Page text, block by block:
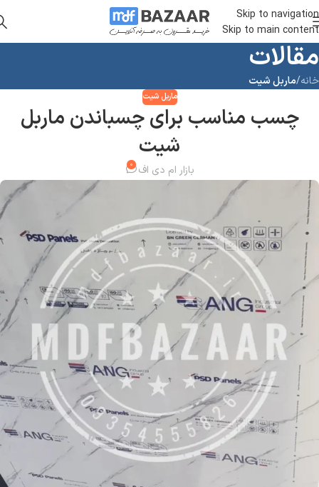
Skip to navigation
Skip to main content
مقالات
خانه/ماربل شیت
ماربل شیت
چسب مناسب برای چسباندن ماربل
شیت
بازار ام دی اف ۰